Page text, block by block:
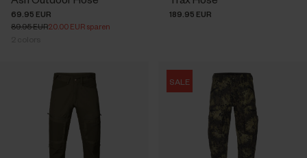
69.95 EUR
89.95 EUR20.00 EUR sparen
189.95 EUR
SALE